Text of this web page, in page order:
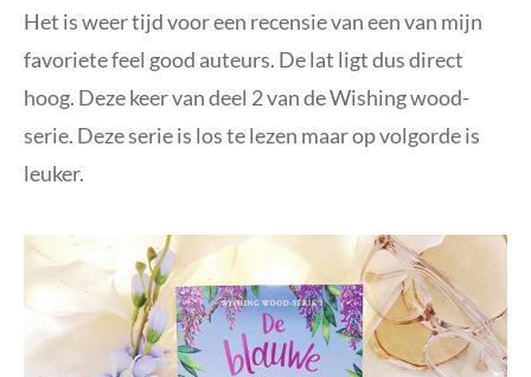
Het is weer tijd voor een recensie van een van mijn
favoriete feel good auteurs. De lat ligt dus direct
hoog. Deze keer van deel 2 van de Wishing wood-
serie. Deze serie is los te lezen maar op volgorde is
leuker.